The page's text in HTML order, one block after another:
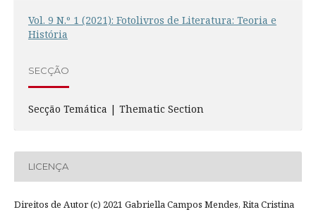
Vol. 9 N.º 1 (2021): Fotolivros de Literatura: Teoria e
História
SECÇÃO
Secção Temática | Thematic Section
LICENÇA
Direitos de Autor (c) 2021 Gabriella Campos Mendes, Rita Cristina